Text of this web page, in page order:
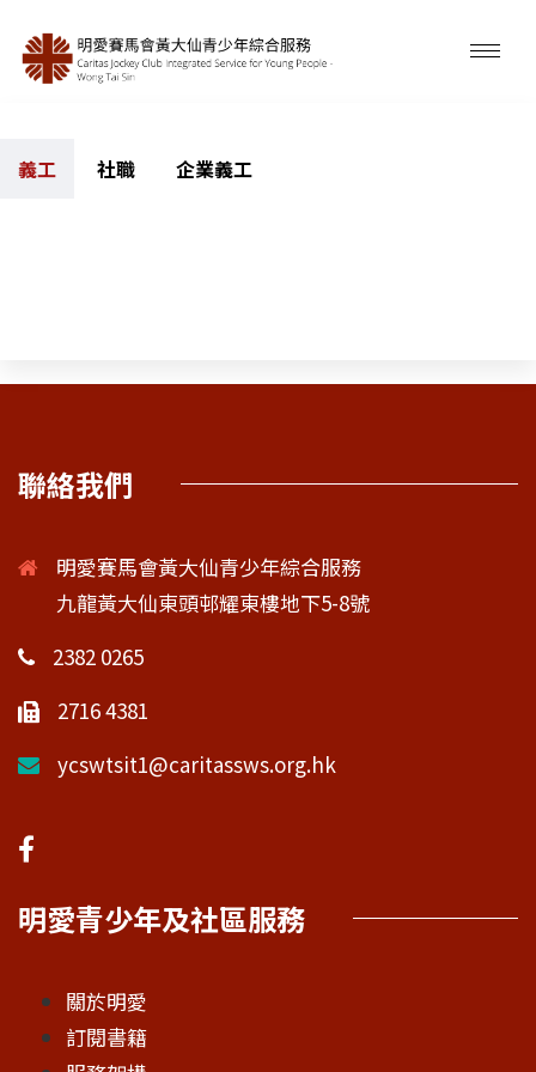
義工 社職 企業義工
聯絡我們
明愛賽馬會黃大仙青少年綜合服務
九龍黃大仙東頭邨耀東樓地下5-8號
2382 0265
2716 4381
ycswtsit1@caritassws.org.hk
明愛青少年及社區服務
關於明愛
訂閱書籍